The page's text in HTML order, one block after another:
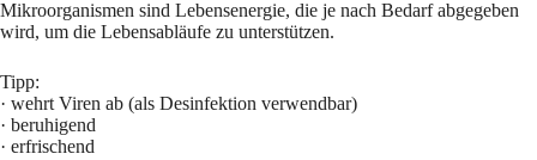
Mikroorganismen sind Lebensenergie, die je nach Bedarf abgegeben
wird, um die Lebensabläufe zu unterstützen.
Tipp:
· wehrt Viren ab (als Desinfektion verwendbar)
· beruhigend
· erfrischend